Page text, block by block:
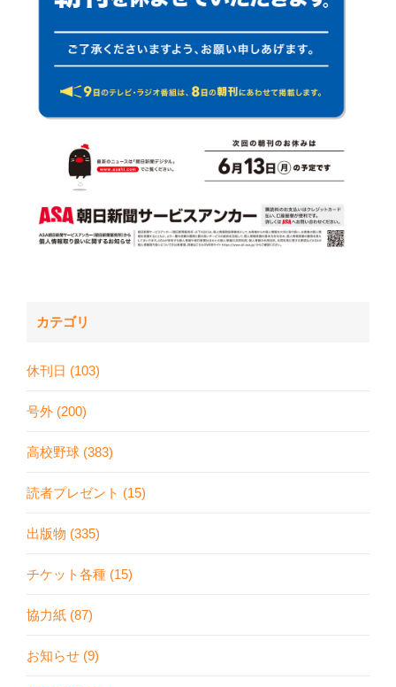
カテゴリ
休刊日 (103)
号外 (200)
高校野球 (383)
読者プレゼント (15)
出版物 (335)
チケット各種 (15)
協力紙 (87)
お知らせ (9)